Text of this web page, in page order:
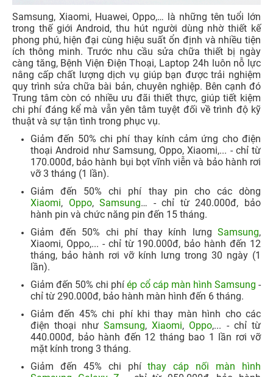
Samsung, Xiaomi, Huawei, Oppo,… là những tên tuổi lớn
trong thế giới Android, thu hút người dùng nhờ thiết kế
phong phú, hiện đại cùng hiệu suất ổn định và nhiều tiện
ích thông minh. Trước nhu cầu sửa chữa thiết bị ngày
càng tăng, Bệnh Viện Điện Thoại, Laptop 24h luôn nỗ lực
nâng cấp chất lượng dịch vụ giúp bạn được trải nghiệm
quy trình sửa chữa bài bản, chuyên nghiệp. Bên cạnh đó
Trung tâm còn có nhiều ưu đãi thiết thực, giúp tiết kiệm
chi phí đáng kể mà vẫn yên tâm tuyệt đối về trình độ kỹ
thuật và sự tận tình trong phục vụ.
Giảm đến 50% chi phí thay kính cảm ứng cho điện
thoại Android như Samsung, Oppo, Xiaomi,... - chỉ từ
170.000đ, bảo hành bụi bọt vĩnh viễn và bảo hành rơi
vỡ 3 tháng (1 lần).
Giảm đến 50% chi phí thay pin cho các dòng
Xiaomi, Oppo,Samsung… - chỉ từ 240.000đ, bảo
hành pin và chức năng pin đến 15 tháng.​
Giảm đến 50% chi phí thay kính lưng Samsung,
Xiaomi, Oppo,... - chỉ từ 190.000đ, bảo hành đến 12
tháng, bảo hành rơi vỡ kính lưng trong 30 ngày (1
lần).
Giảm đến 50% chi phíép cổ cáp màn hình Samsung -
chỉ từ 290.000đ, bảo hành màn hình đến 6 tháng.​
Giảm đến 45% chi phí khi thay màn hình cho các
điện thoại như Samsung, Xiaomi, Oppo,... - chỉ từ
440.000đ, bảo hành đến 12 tháng bao 1 lần rơi vỡ
mặt kính trong 3 tháng.
Giảm đến 45% chi phíthay cáp nối màn hình